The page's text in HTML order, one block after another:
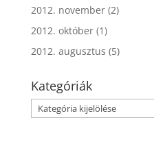
2012. november(2)
2012. október(1)
2012. augusztus (5)
Kategóriák
Kategóriák